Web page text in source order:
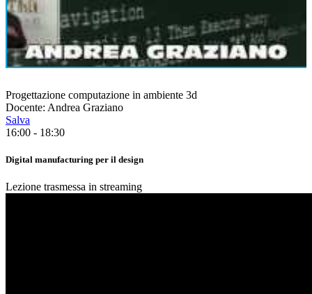
Progettazione computazione in ambiente 3d
Docente: Andrea Graziano
Salva
16:00 - 18:30
Digital manufacturing per il design
Lezione trasmessa in streaming